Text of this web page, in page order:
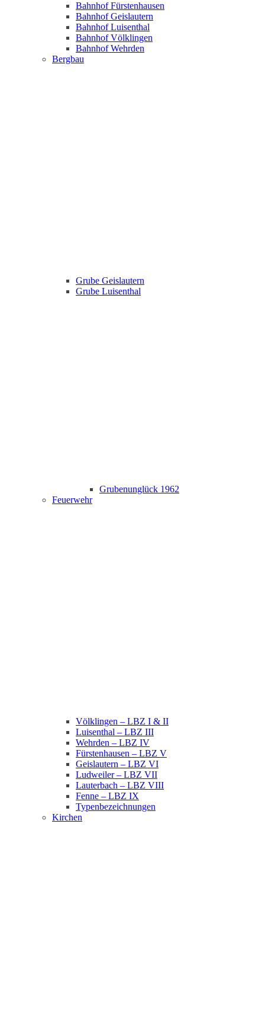
Bahnhof Fürstenhausen
Bahnhof Geislautern
Bahnhof Luisenthal
Bahnhof Völklingen
Bahnhof Wehrden
Bergbau
Grube Geislautern
Grube Luisenthal
Grubenunglück 1962
Feuerwehr
Völklingen – LBZ I & II
Luisenthal – LBZ III
Wehrden – LBZ IV
Fürstenhausen – LBZ V
Geislautern – LBZ VI
Ludweiler – LBZ VII
Lauterbach – LBZ VIII
Fenne – LBZ IX
Typenbezeichnungen
Kirchen